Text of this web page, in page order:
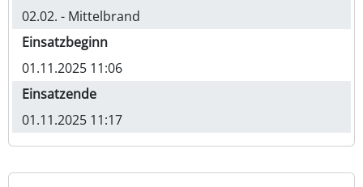
02.02. - Mittelbrand
Einsatzbeginn
01.11.2025 11:06
Einsatzende
01.11.2025 11:17